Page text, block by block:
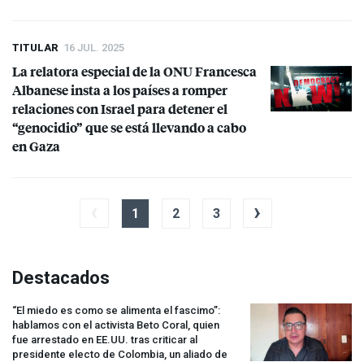
TITULAR 16 JUL. 2025
La relatora especial de laONUFrancesca
Albanese insta a los países a romper
relaciones con Israel para detener el
“genocidio” que se está llevando a cabo
en Gaza
1 2 3 ›
Destacados
“El miedo es como se alimenta el fascimo”:
hablamos con el activista Beto Coral, quien
fue arrestado en EE.UU. tras criticar al
presidente electo de Colombia, un aliado de